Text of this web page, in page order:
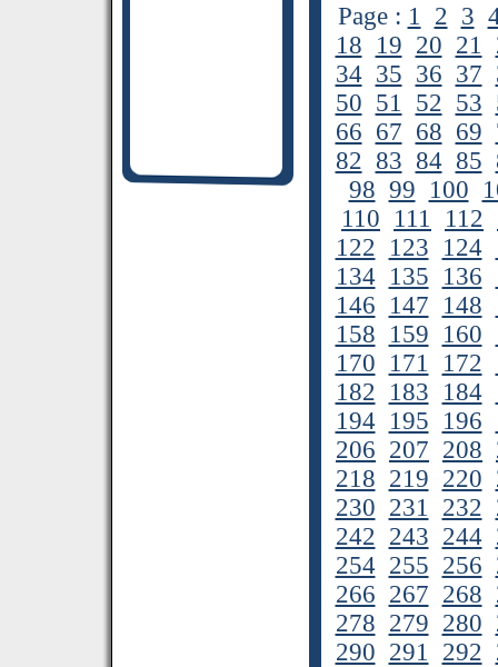
Page : 1 2 3
18 19 20 21
34 35 36 37
50 51 52 53
66 67 68 69
82 83 84 85
98 99 100
110 111 112
122 123 124
134 135 136
146 147 148
158 159 160
170 171 172
182 183 184
194 195 196
206 207 208
218 219 220
230 231 232
242 243 244
254 255 256
266 267 268
278 279 280
290 291 292